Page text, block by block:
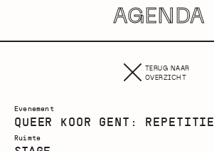
AGENDA
TERUG NAAR
OVERZICHT
Evenement
QUEER KOOR GENT: REPETITIE
Ruimte